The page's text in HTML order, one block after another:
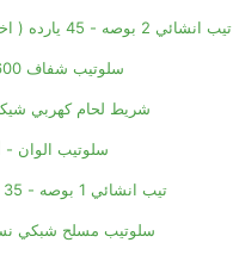
تيب انشائي 2 بوصه - 45 يارده ( اخضر )
سلوتيب شفاف 600 متر
شريط لحام كهربي
سلوتيب الوان -
تيب انشائي 1 بوصه - 35 يارده
سلوتيب مسلح شبكي